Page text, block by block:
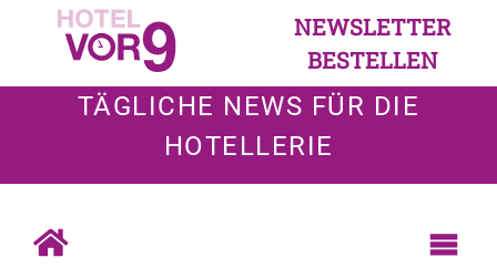
NEWSLETTER
BESTELLEN
TÄGLICHE NEWS FÜR DIE
HOTELLERIE